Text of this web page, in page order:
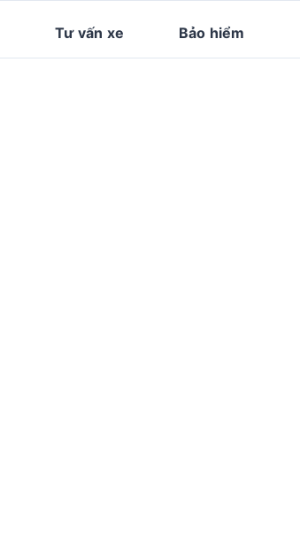
Tư vấn xe Bảo hiểm